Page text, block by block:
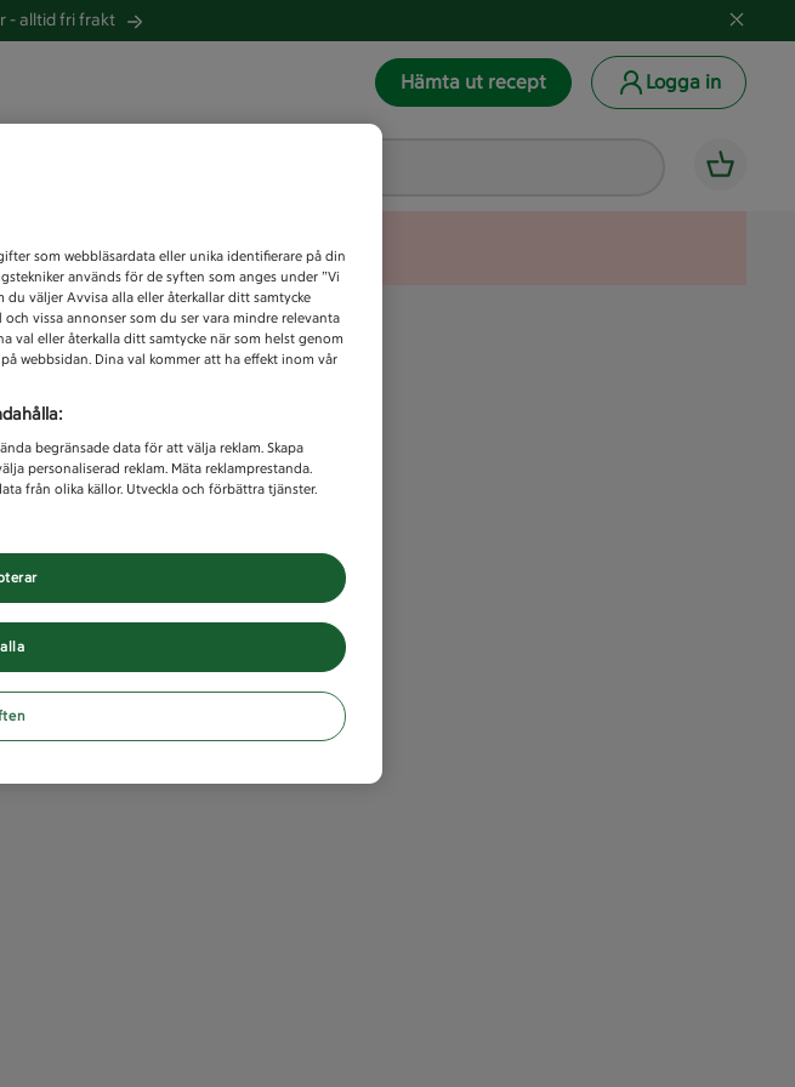
-alltid fri frakt
Hämta ut recept Logga in
Unknown error
som webbläsardata eller unika identifierare på din
används för de syften som anges under ”Vi
väljer Avvisa alla eller återkallar ditt samtycke
vissa annonser som du ser vara mindre relevanta
val eller återkalla ditt samtycke när som helst genom
webbsidan. Dina val kommer att ha effekt inom vår
begränsade data för att välja reklam. Skapa
personaliserad reklam. Mäta reklamprestanda.
från olika källor. Utveckla och förbättra tjänster.